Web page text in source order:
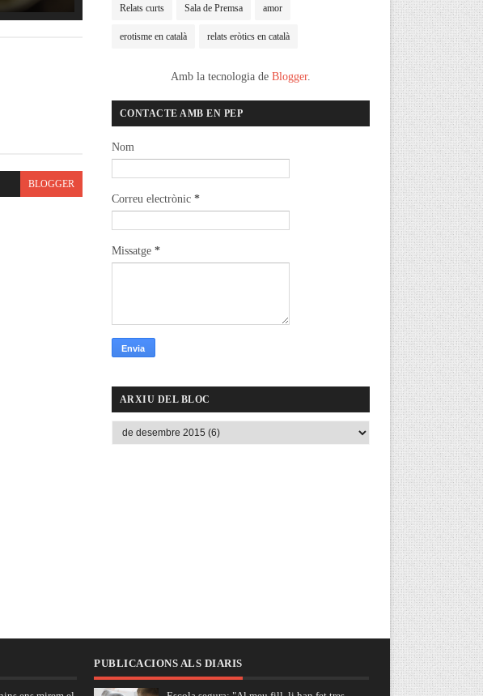
BLOGGER
Relats curts Sala de Premsa amor
erotisme en català relats eròtics en català
Amb la tecnologia de Blogger.
CONTACTE AMB EN PEP
Nom
Correu electrònic *
Missatge *
ARXIU DEL BLOC
PUBLICACIONS ALS DIARIS